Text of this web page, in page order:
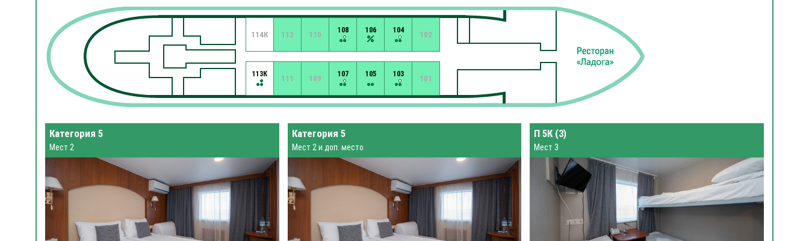
101
102
103
104
105
106
107
108
109
110
111
112
113К
114К
Категория 5
Мест 2
Категория 5
Мест 2 и доп. место
П 5К (3)
Мест 3